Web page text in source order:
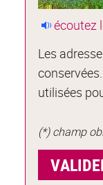
écoutez
Les
utilisées
(*) champ